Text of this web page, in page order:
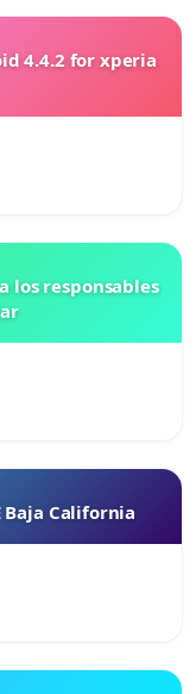
4.4.2 for xperia
los responsables
Baja California